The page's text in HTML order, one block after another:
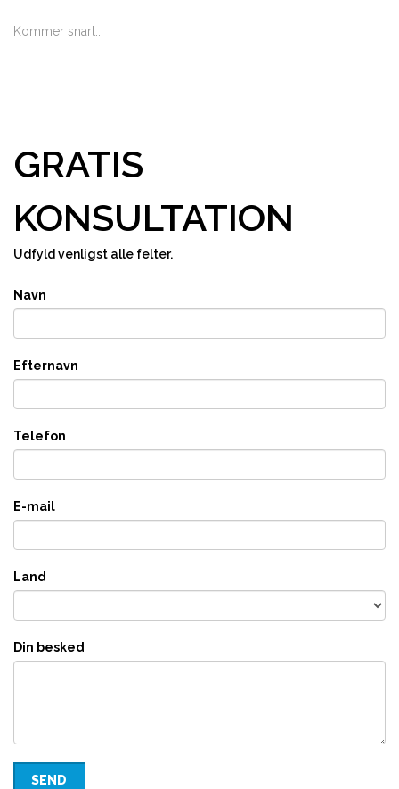
Kommer snart...
GRATIS
KONSULTATION
Udfyld venligst alle felter.
Navn
Efternavn
Telefon
E-mail
Land
Din besked
SEND